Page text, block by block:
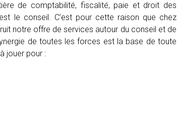
de comptabilité, fiscalité, paie et droit des
le conseil. C’est pour cette raison que chez
notre offre de services autour du conseil et de
de toutes les forces est la base de toute
jouer pour :